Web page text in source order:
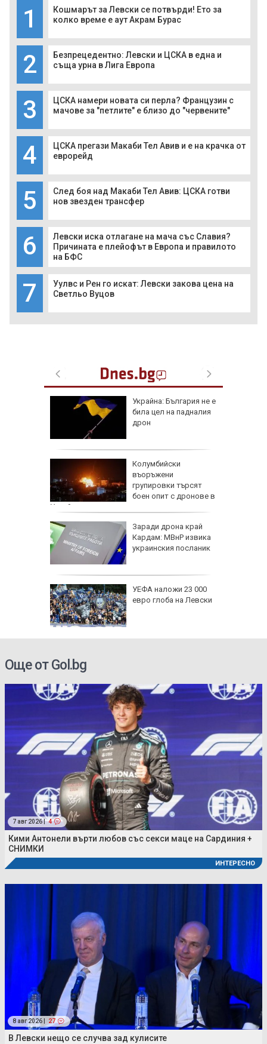
1
Кошмарът за Левски се потвърди! Ето за
колко време е аут Акрам Бурас
2
Безпрецедентно: Левски и ЦСКА в една и
съща урна в Лига Европа
3
ЦСКА намери новата си перла? Французин с
мачове за "петлите" е близо до "червените"
4
ЦСКА прегази Макаби Тел Авив и е на крачка от
еврорейд
5
След боя над Макаби Тел Авив: ЦСКА готви
нов звезден трансфер
6
Левски иска отлагане на мача със Славия?
Причината е плейофът в Европа и правилото
на БФС
7
Уулвс и Рен го искат: Левски закова цена на
Светльо Вуцов
Украйна: България не е
била цел на падналия
дрон
Колумбийски
въоръжени
групировки търсят
боен опит с дронове в
Украйна
Заради дрона край
Кардам: МВнР извика
украинския посланик
УЕФА наложи 23 000
евро глоба на Левски
Още от Gol.bg
7 авг 2026 | 4
Кими Антонели върти любов със секси маце на Сардиния +
СНИМКИ
ИНТЕРЕСНО
8 авг 2026 | 27
В Левски нещо се случва зад кулисите